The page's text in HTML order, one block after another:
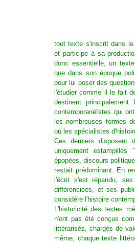
tout texte s'inscrit dans
et participe à sa
donc essentielle, un
que dans son époque
pour lui poser des
l'étudier comme il le fait
destinent
contemporanéïstes qui
les nombreuses formes
ou les spécialistes
Ces derniers disposent
uniquement estampillés
épopées, discours
restait prédominant. En
l'écrit s'est répandu,
différenciées, et ses
considère l'histoire
L'historicité des textes
n'ont pas été conçus
littérarisés, chargés de
même, chaque texte